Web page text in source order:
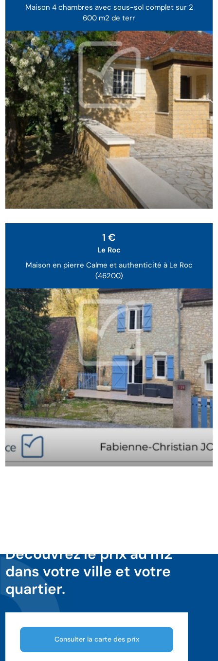
Maison 4 chambres avec sous-sol complet sur 2
600 m2 de terr
Maison en pierre Calme et authenticité à Le Roc
(46200)
1 €
Le Roc
Découvrez le prix au m2
dans votre ville et votre
quartier.
Consulter la carte des prix